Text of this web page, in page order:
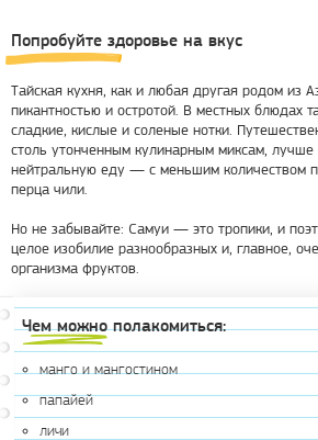
Попробуйте здоровье на вкус
Тайская кухня, как и любая другая родом из
пикантностью и остротой. В местных блюдах
сладкие, кислые и соленые нотки.
столь утонченным кулинарным миксам,
нейтральную еду — с меньшим количеством
перца чили.
Но не забывайте: Самуи — это тропики, и
целое изобилие разнообразных и, главное,
организма фруктов.
Чем можно полакомиться:
манго и мангостином
папайей
личи